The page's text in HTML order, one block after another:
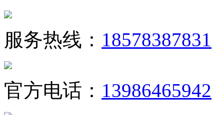
服务热线： 18578387831
官方电话： 13986465942